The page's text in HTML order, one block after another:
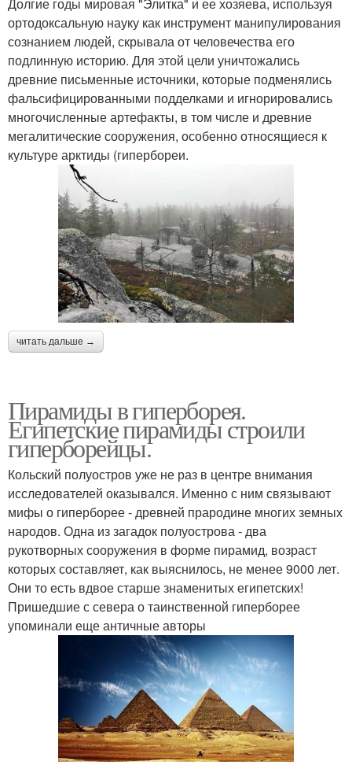
Долгие годы мировая "Элитка" и ее хозяева, используя
ортодоксальную науку как инструмент манипулирования
сознанием людей, скрывала от человечества его
подлинную историю. Для этой цели уничтожались
древние письменные источники, которые подменялись
фальсифицированными подделками и игнорировались
многочисленные артефакты, в том числе и древние
мегалитические сооружения, особенно относящиеся к
культуре арктиды (гипербореи.
читать дальше →
Пирамиды в гиперборея.
Египетские пирамиды строили
гиперборейцы.
Кольский полуостров уже не раз в центре внимания
исследователей оказывался. Именно с ним связывают
мифы о гиперборее - древней прародине многих земных
народов. Одна из загадок полуострова - два
рукотворных сооружения в форме пирамид, возраст
которых составляет, как выяснилось, не менее 9000 лет.
Они то есть вдвое старше знаменитых египетских!
Пришедшие с севера о таинственной гиперборее
упоминали еще античные авторы